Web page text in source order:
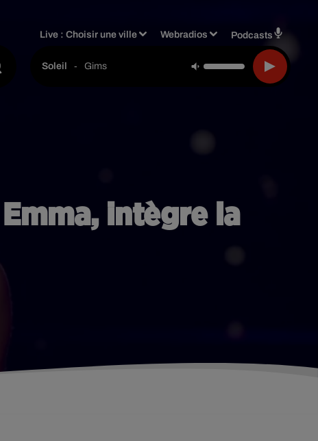
Live :Choisir une ville Webradios Podcasts
Soleil - Gims
intègre la